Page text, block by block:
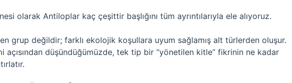
olarak Antiloplar kaç çeşittir başlığını tüm ayrıntılarıyla ele alıyoruz.
grup değildir; farklı ekolojik koşullara uyum sağlamış alt türlerden oluşur.
açısından düşündüğümüzde, tek tip bir “yönetilen kitle” fikrinin ne kadar